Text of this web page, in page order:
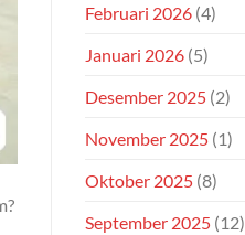
Februari 2026 (4)
Januari 2026 (5)
Desember 2025 (2)
November 2025 (1)
Oktober 2025 (8)
September 2025 (12)